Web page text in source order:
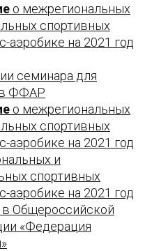
о межрегиональных
спортивных
аэробике на 2021 год
семинара для
ФФАР
о межрегиональных
спортивных
аэробике на 2021 год
и
спортивных
аэробике на 2021 год
в Общероссийской
«Федерация